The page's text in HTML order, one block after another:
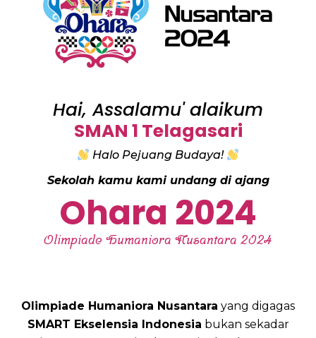
Hai, Assalamu' alaikum
SMAN 1 Telagasari
Halo Pejuang Budaya!
Sekolah kamu kami undang di ajang
Ohara 2024
Olimpiade Humaniora Nusantara 2024
Olimpiade Humaniora Nusantara yang digagas
SMART Ekselensia Indonesia bukan sekadar